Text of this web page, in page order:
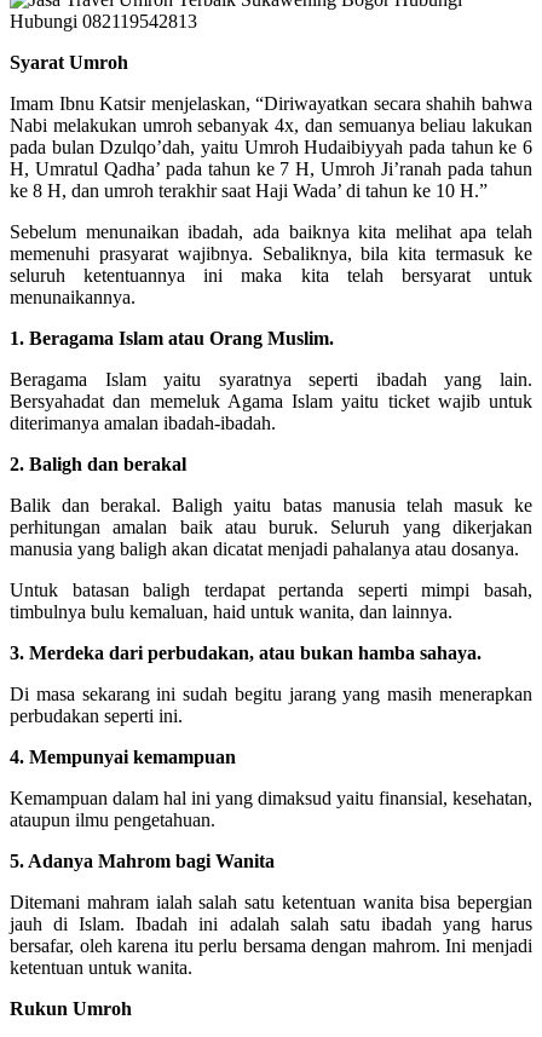
Syarat Umroh
Imam Ibnu Katsir menjelaskan, “Diriwayatkan secara shahih bahwa
Nabi melakukan umroh sebanyak 4x, dan semuanya beliau lakukan
pada bulan Dzulqo’dah, yaitu Umroh Hudaibiyyah pada tahun ke 6
H, Umratul Qadha’ pada tahun ke 7 H, Umroh Ji’ranah pada tahun
ke 8 H, dan umroh terakhir saat Haji Wada’ di tahun ke 10 H.”
Sebelum menunaikan ibadah, ada baiknya kita melihat apa telah
memenuhi prasyarat wajibnya. Sebaliknya, bila kita termasuk ke
seluruh ketentuannya ini maka kita telah bersyarat untuk
menunaikannya.
1. Beragama Islam atau Orang Muslim.
Beragama Islam yaitu syaratnya seperti ibadah yang lain.
Bersyahadat dan memeluk Agama Islam yaitu ticket wajib untuk
diterimanya amalan ibadah-ibadah.
2. Baligh dan berakal
Balik dan berakal. Baligh yaitu batas manusia telah masuk ke
perhitungan amalan baik atau buruk. Seluruh yang dikerjakan
manusia yang baligh akan dicatat menjadi pahalanya atau dosanya.
Untuk batasan baligh terdapat pertanda seperti mimpi basah,
timbulnya bulu kemaluan, haid untuk wanita, dan lainnya.
3. Merdeka dari perbudakan, atau bukan hamba sahaya.
Di masa sekarang ini sudah begitu jarang yang masih menerapkan
perbudakan seperti ini.
4. Mempunyai kemampuan
Kemampuan dalam hal ini yang dimaksud yaitu finansial, kesehatan,
ataupun ilmu pengetahuan.
5. Adanya Mahrom bagi Wanita
Ditemani mahram ialah salah satu ketentuan wanita bisa bepergian
jauh di Islam. Ibadah ini adalah salah satu ibadah yang harus
bersafar, oleh karena itu perlu bersama dengan mahrom. Ini menjadi
ketentuan untuk wanita.
Rukun Umroh